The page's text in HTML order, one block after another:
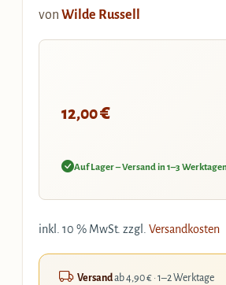
von Wilde Russell
12,00€
Auf Lager – Versand in 1–3
inkl. 10 % MwSt. zzgl. Versandkosten
Versandab 4,90 € · 1–2 Werktage